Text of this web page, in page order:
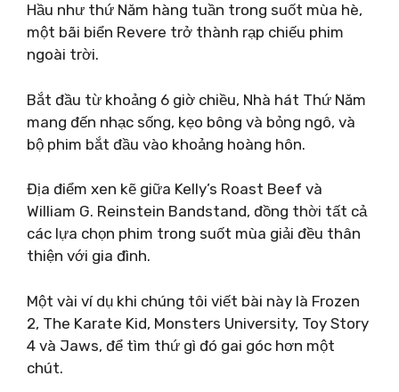
Hầu như thứ Năm hàng tuần trong suốt mùa hè,
một bãi biển Revere trở thành rạp chiếu phim
ngoài trời.
Bắt đầu từ khoảng 6 giờ chiều, Nhà hát Thứ Năm
mang đến nhạc sống, kẹo bông và bỏng ngô, và
bộ phim bắt đầu vào khoảng hoàng hôn.
Địa điểm xen kẽ giữa Kelly’s Roast Beef và
William G. Reinstein Bandstand, đồng thời tất cả
các lựa chọn phim trong suốt mùa giải đều thân
thiện với gia đình.
Một vài ví dụ khi chúng tôi viết bài này là Frozen
2, The Karate Kid, Monsters University, Toy Story
4 và Jaws, để tìm thứ gì đó gai góc hơn một
chút.